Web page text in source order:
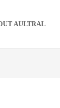
AULTRAL